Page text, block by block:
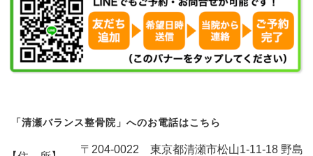
「清瀬バランス整骨院」へのお電話はこちら
〒204-0022 東京都清瀬市松山1-11-18 野島